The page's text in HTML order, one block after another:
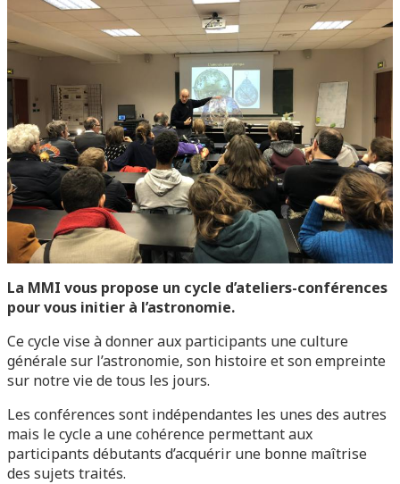
La MMI vous propose un cycle d’ateliers-conférences
pour vous initier à l’astronomie.
Ce cycle vise à donner aux participants une culture
générale sur l’astronomie, son histoire et son empreinte
sur notre vie de tous les jours.
Les conférences sont indépendantes les unes des autres
mais le cycle a une cohérence permettant aux
participants débutants d’acquérir une bonne maîtrise
des sujets traités.